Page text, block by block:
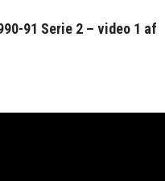
91 Serie 2 – video 1 af